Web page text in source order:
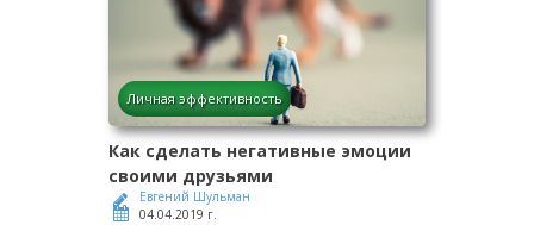
Личная эффективность
Как сделать негативные эмоции
своими друзьями
Евгений Шульман
04.04.2019 г.